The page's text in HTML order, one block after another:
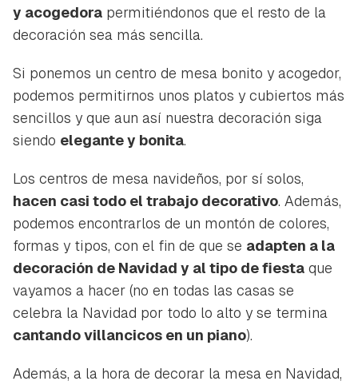
y acogedora permitiéndonos que el resto de la
decoración sea más sencilla.
Si ponemos un centro de mesa bonito y acogedor,
podemos permitirnos unos platos y cubiertos más
sencillos y que aun así nuestra decoración siga
siendo elegante y bonita.
Los centros de mesa navideños, por sí solos,
hacen casi todo el trabajo decorativo. Además,
podemos encontrarlos de un montón de colores,
formas y tipos, con el fin de que se adapten a la
decoración de Navidad y al tipo de fiesta que
vayamos a hacer (no en todas las casas se
celebra la Navidad por todo lo alto y se termina
cantando villancicos en un piano).
Además, a la hora de decorar la mesa en Navidad,